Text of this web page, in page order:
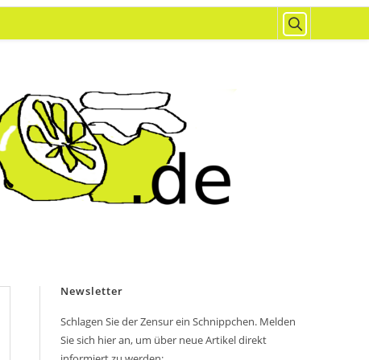
Newsletter
Schlagen Sie der Zensur ein Schnippchen. Melden
Sie sich hier an, um über neue Artikel direkt